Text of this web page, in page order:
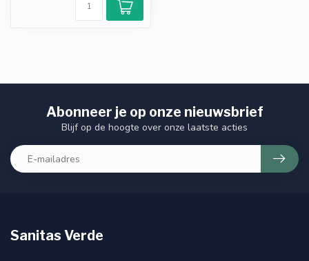
Abonneer je op onze nieuwsbrief
Blijf op de hoogte over onze laatste acties
Sanitas Verde